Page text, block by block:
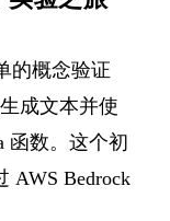
的概念验证
成文本并使
函数。这个初
AWS Bedrock